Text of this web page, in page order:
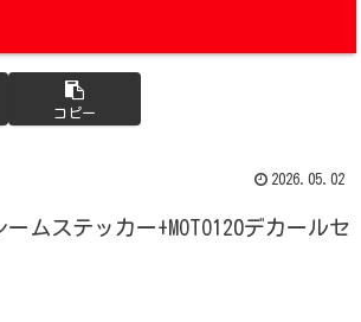
コピー
2026.05.02
ムステッカー+MOTO120デカールセ